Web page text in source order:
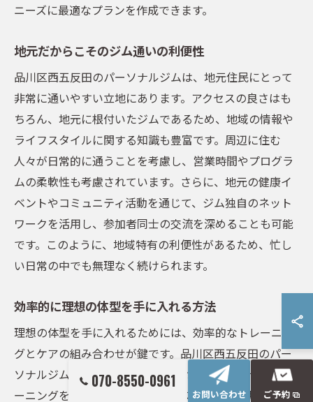
ニーズに最適なプランを作成できます。
地元だからこそのジム通いの利便性
品川区西五反田のパーソナルジムは、地元住民にとって
非常に通いやすい立地にあります。アクセスの良さはも
ちろん、地元に根付いたジムであるため、地域の情報や
ライフスタイルに関する知識も豊富です。周辺に住む
人々が日常的に通うことを考慮し、営業時間やプログラ
ムの柔軟性も考慮されています。さらに、地元の健康イ
ベントやコミュニティ活動を通じて、ジム独自のネット
ワークを活用し、参加者同士の交流を深めることも可能
です。このように、地域特有の利便性があるため、忙し
い日常の中でも無理なく続けられます。
効率的に理想の体型を手に入れる方法
理想の体型を手に入れるためには、効率的なトレーニン
グとケアの組み合わせが鍵です。品川区西五反田のパー
ソナルジムでは、個々の目標に合わせたパーソナルトレ
ーニングを提供し、ハイパーナイフを使った脂肪燃焼と
070-8550-0961
お問い合わせ ご予約